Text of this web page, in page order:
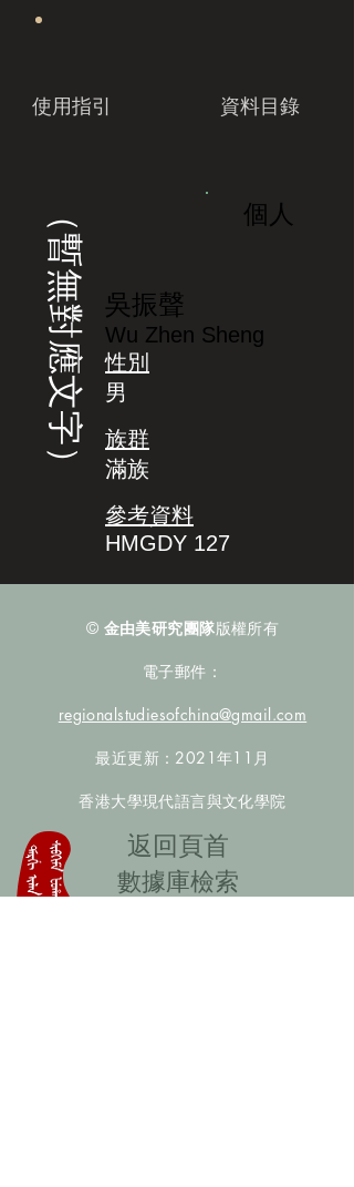
使用指引 資料目錄
（暫無對應文字） 個人
吳振聲
Wu Zhen Sheng
性別
男
族群
滿族
參考資料
HMGDY 127
© 金由美研究團隊版權所有
電子郵件：
regionalstudiesofchina@gmail.com
最近更新：2021年11月
香港大學現代語言與文化學院
​返回頁首
數據庫檢索